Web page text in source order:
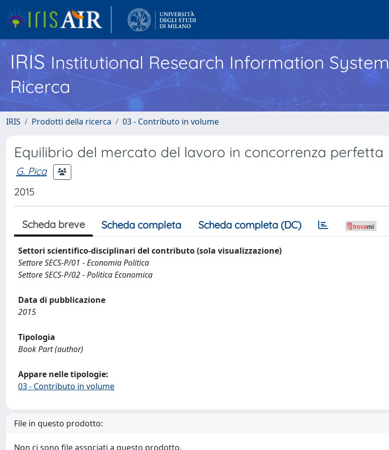
IRISInstitutional Research Information System
Ricerca
IRIS Prodotti della ricerca 03 - Contributo in volume
Equilibrio del mercato del lavoro in concorrenza perfetta
G. Pica
2015
Scheda breve Scheda completa Scheda completa (DC)
Settori scientifico-disciplinari del contributo (sola visualizzazione)
Settore SECS-P/01 - Economia Politica
Settore SECS-P/02 - Politica Economica
Data di pubblicazione
2015
Tipologia
Book Part (author)
Appare nelle tipologie:
03 - Contributo in volume
File in questo prodotto:
Non ci sono file associati a questo prodotto.